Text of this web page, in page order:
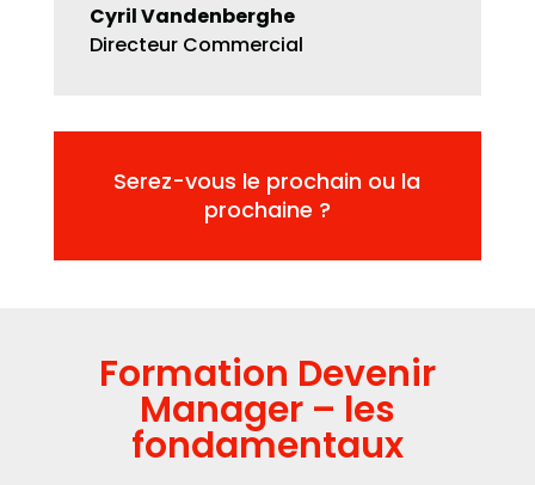
Cyril Vandenberghe
Directeur Commercial
Serez-vous le prochain ou la
prochaine ?
Formation Devenir
Manager – les
fondamentaux